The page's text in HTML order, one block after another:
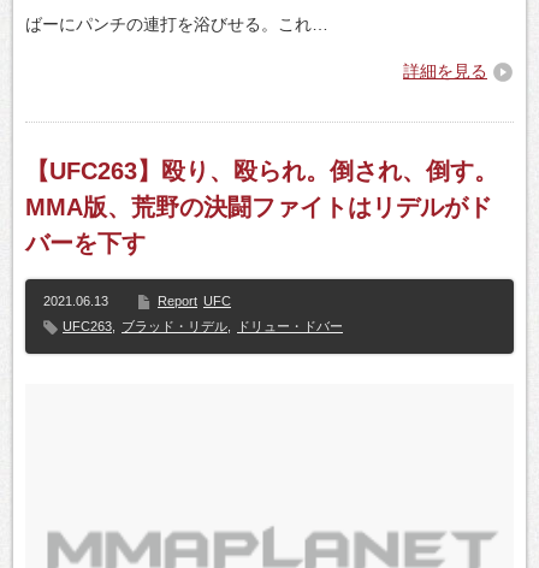
ばーにパンチの連打を浴びせる。これ…
詳細を見る
【UFC263】殴り、殴られ。倒され、倒す。
MMA版、荒野の決闘ファイトはリデルがド
バーを下す
2021.06.13 Report UFC
UFC263, ブラッド・リデル, ドリュー・ドバー